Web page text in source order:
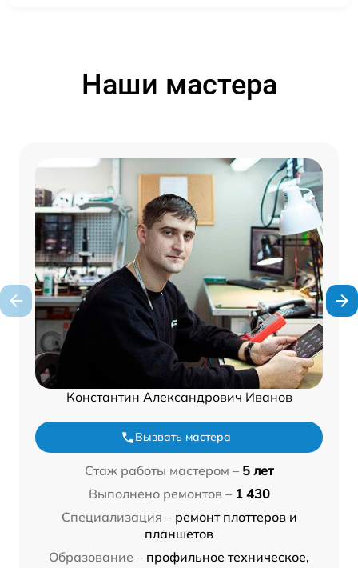
Наши мастера
Константин Александрович Иванов
Вызвать мастера
Стаж работы мастером – 5 лет
Выполнено ремонтов – 1 430
Специализация – ремонт плоттеров и
планшетов
Образование – профильное техническое,